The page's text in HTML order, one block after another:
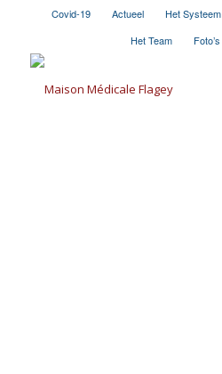
Covid-19 Actueel Het Systeem
Het Team
Foto’s